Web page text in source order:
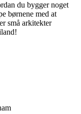
du bygger noget
børnene med at
små arkitekter